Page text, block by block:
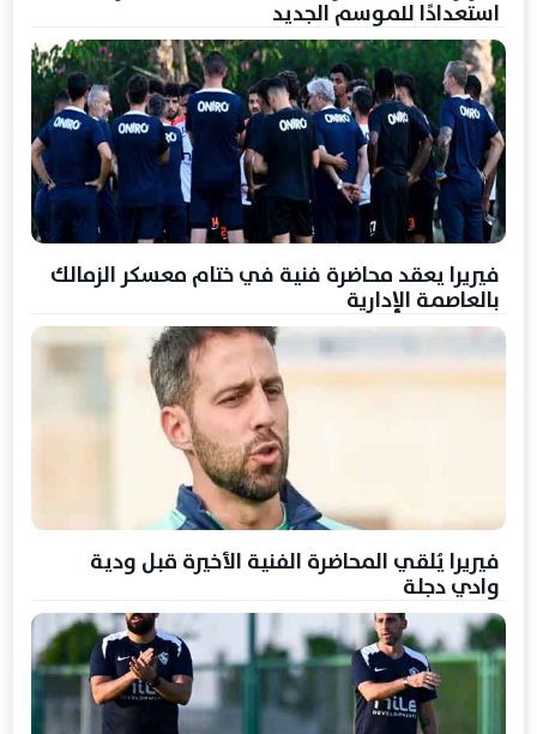
استعدادًا للموسم الجديد
فيريرا يعقد محاضرة فنية في ختام معسكر الزمالك
بالعاصمة الإدارية
فيريرا يُلقي المحاضرة الفنية الأخيرة قبل ودية
وادي دجلة